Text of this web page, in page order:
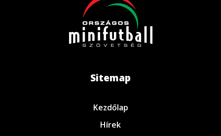
Sitemap
Kezdőlap
Hírek